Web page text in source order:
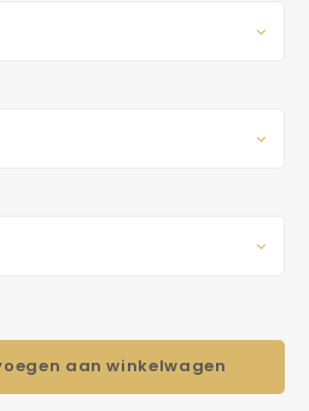
aan winkelwagen